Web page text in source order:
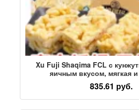
Xu Fuji Shaqima FCL с
яичным вкусом, мягкая
Традиционная старомодная
завтрака оптом
835.61 руб.